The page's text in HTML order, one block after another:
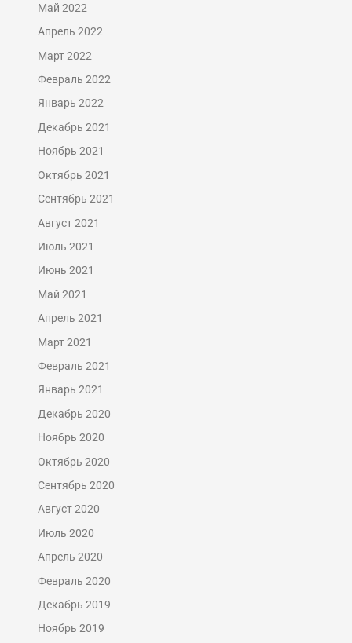
Май 2022
Апрель 2022
Март 2022
Февраль 2022
Январь 2022
Декабрь 2021
Ноябрь 2021
Октябрь 2021
Сентябрь 2021
Август 2021
Июль 2021
Июнь 2021
Май 2021
Апрель 2021
Март 2021
Февраль 2021
Январь 2021
Декабрь 2020
Ноябрь 2020
Октябрь 2020
Сентябрь 2020
Август 2020
Июль 2020
Апрель 2020
Февраль 2020
Декабрь 2019
Ноябрь 2019